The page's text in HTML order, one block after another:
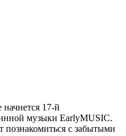
начнется 17-й
музыки EarlyMUSIC.
познакомиться с забытыми